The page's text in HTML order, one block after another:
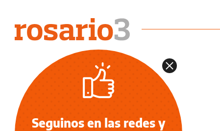
Seguinos en las redes y